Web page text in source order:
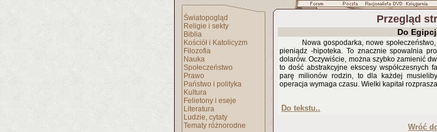
Światopogląd
Religie i sekty
Biblia
Kościół i Katolicyzm
Filozofia
Nauka
Społeczeństwo
Prawo
Państwo i polityka
Kultura
Felietony i eseje
Literatura
Ludzie, cytaty
Tematy różnorodne
Przegląd
Do
Nowa gospodarka, nowe
pieniądz -hipoteka. To znacznie spowalnia
dolarów. Oczywiście, można szybko zamienić
to dość abstrakcyjne ekscesy współczesnych
parę milionów rodzin, to dla każdej
operacja wymaga czasu. Wielki kapitał
Do tekstu..
Wróć